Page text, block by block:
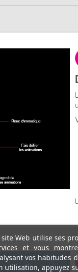
site Web utilise ses
et vous
vos habitudes
utilisation, appuyez